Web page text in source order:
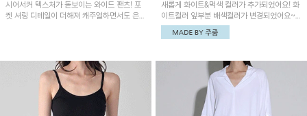
시어서커 텍스처가 돋보이는 와이드 팬츠! 포
켓 셔링 디테일이 더해져 캐주얼하면서도 은은
아이템으로 활용하기 좋아요~
새롭게 화이트&먹색 컬러가 추가되었어요! 화
이트컬러 앞부분 배색컬러가 변경되었어요~
중앙 린넨배색으로 유니크하면서 페이즐리 패
턴으로 감각적인 분위기를 연출이 가능한 티셔